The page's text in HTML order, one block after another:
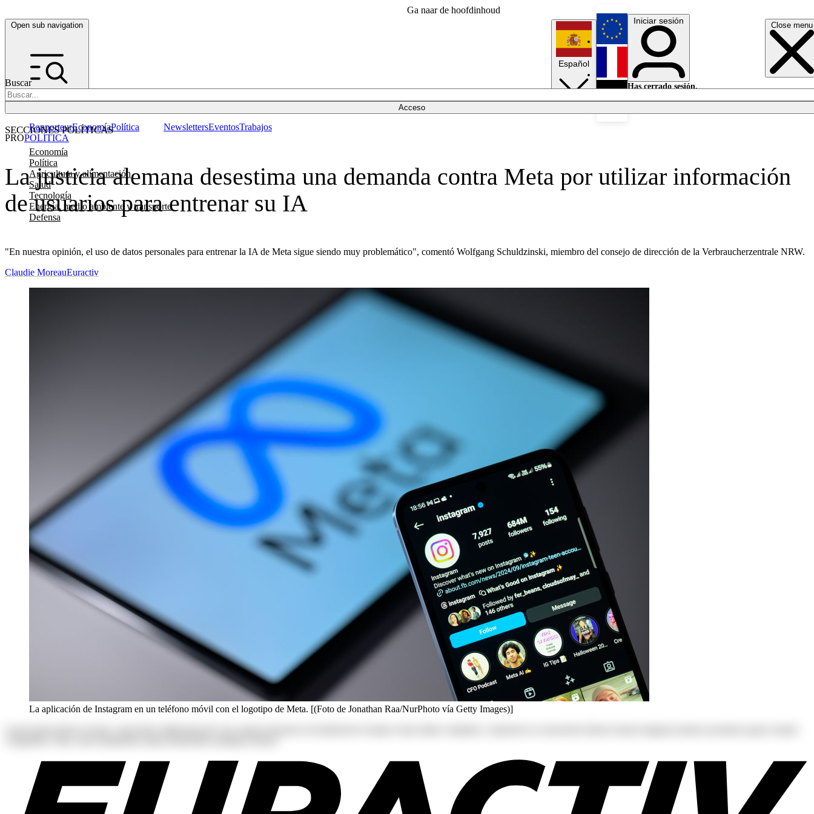
Ga naar de hoofdinhoud
Open sub navigation Close menu
Buscar
Acceso
SECCIONES POLÍTICAS
Economía
Política
Agricultura y alimentación
Salud
Tecnología
Energía, medio ambiente y transporte
Defensa
RapporteurEconomíaPolítica NewslettersEventosTrabajos
Español
English
Français
Iniciar sesión
Has cerrado sesión.
La justicia alemana desestima una demanda contra Meta por utilizar información
de usuarios para entrenar su IA
"En nuestra opinión, el uso de datos personales para entrenar la IA de Meta sigue siendo muy problemático", comentó Wolfgang Schuldzinski, miembro del consejo de dirección de la Verbraucherzentrale NRW.
PROPOLÍTICA
Claudie MoreauEuractiv
La aplicación de Instagram en un teléfono móvil con el logotipo de Meta. [(Foto de Jonathan Raa/NurPhoto vía Getty Images)]